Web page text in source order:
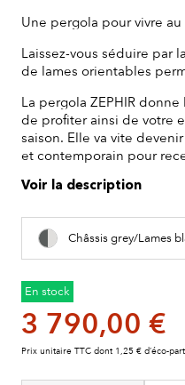
Une pergola pour vivre
Laissez-vous séduire par
de lames orientables
La pergola ZEPHIR
de profiter ainsi de votre
saison. Elle va vite
et contemporain pour
Voir la description
Châssis grey/Lames
En stock
3 790,00 €
Prix unitaire TTC dont 1,25 € d’éco-